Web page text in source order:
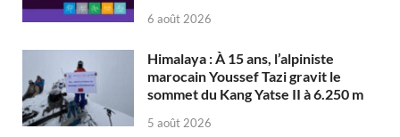
6 août 2026
Himalaya : À 15 ans, l’alpiniste
marocain Youssef Tazi gravit le
sommet du Kang Yatse II à 6.250 m
5 août 2026